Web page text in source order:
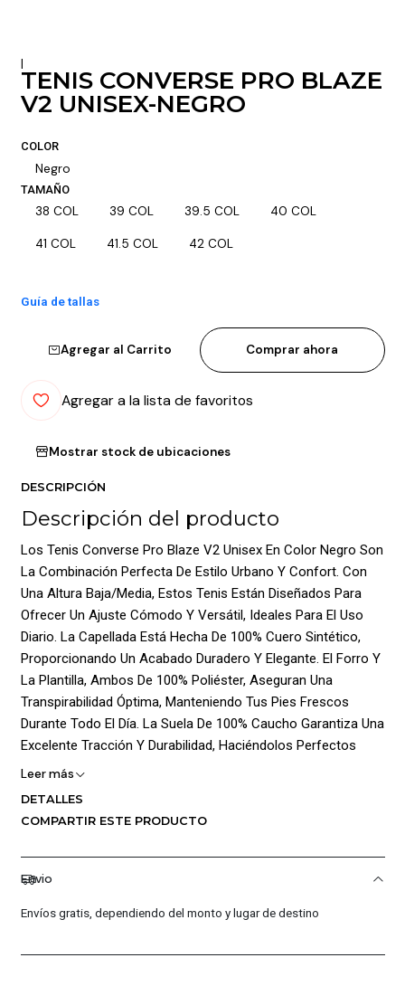
|
TENIS CONVERSE PRO BLAZE
V2 UNISEX-NEGRO
COLOR
Negro
TAMAÑO
38 COL 39 COL 39.5 COL 40 COL
41 COL 41.5 COL 42 COL
Guía de tallas
Agregar al Carrito Comprar ahora
Agregar a la lista de favoritos
Mostrar stock de ubicaciones
DESCRIPCIÓN
Descripción del producto
Los Tenis Converse Pro Blaze V2 Unisex En Color Negro Son
La Combinación Perfecta De Estilo Urbano Y Confort. Con
Una Altura Baja/Media, Estos Tenis Están Diseñados Para
Ofrecer Un Ajuste Cómodo Y Versátil, Ideales Para El Uso
Diario. La Capellada Está Hecha De 100% Cuero Sintético,
Proporcionando Un Acabado Duradero Y Elegante. El Forro Y
La Plantilla, Ambos De 100% Poliéster, Aseguran Una
Transpirabilidad Óptima, Manteniendo Tus Pies Frescos
Durante Todo El Día. La Suela De 100% Caucho Garantiza Una
Excelente Tracción Y Durabilidad, Haciéndolos Perfectos
Para Cualquier Superficie. El Emblemático Logo De La Marca
Personalizado, Convirtiéndolos En Una Opción Ideal Para
Quienes Buscan Un Calzado Confiable Y Con Estilo.
¡Ventajas De Comprar En Pacific Sport Colombia!:
Leer más
DETALLES
COMPARTIR ESTE PRODUCTO
Envio
Envíos gratis, dependiendo del monto y lugar de destino